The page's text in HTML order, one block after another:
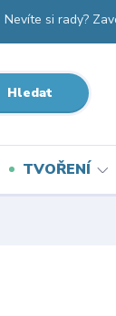
Hledat
Nevíte si rady?
TVOŘENÍ